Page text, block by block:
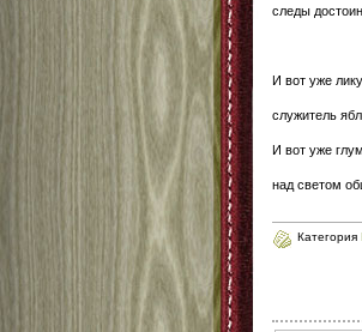
следы
И вот уже
служитель
И вот уже
над светом
Категория